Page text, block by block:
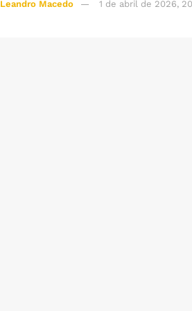
Leandro Macedo 1 de abril de 2026,